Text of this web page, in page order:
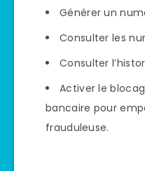
Générer un
Consulter les
Consulter
Activer le
bancaire pour
frauduleuse.